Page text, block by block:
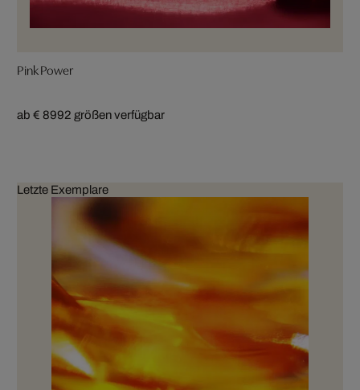
Pink Power
ab € 8992 größen verfügbar
Letzte Exemplare